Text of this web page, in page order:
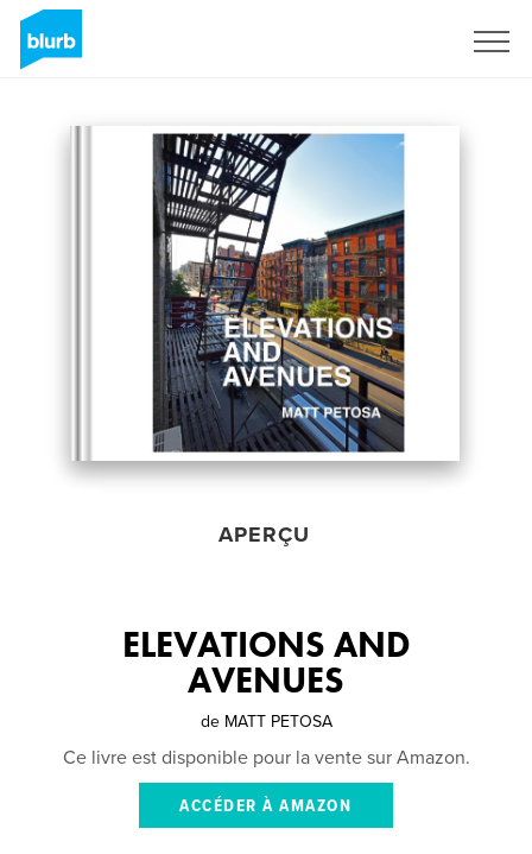
APERÇU
ELEVATIONS AND
AVENUES
de MATT PETOSA
Ce livre est disponible pour la vente sur Amazon.
ACCÉDER À AMAZON